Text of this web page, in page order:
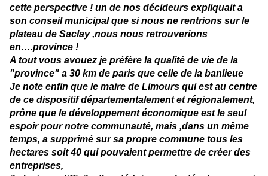
cette perspective ! un de nos décideurs expliquait a
son conseil municipal que si nous ne rentrions sur le
plateau de Saclay ,nous nous retrouverions
en….province !
A tout vous avouez je préfère la qualité de vie de la
"province" a 30 km de paris que celle de la banlieue
Je note enfin que le maire de Limours qui est au centre
de ce dispositif départementalement et régionalement,
prône que le développement économique est le seul
espoir pour notre communauté, mais ,dans un même
temps, a supprimé sur sa propre commune tous les
hectares soit 40 qui pouvaient permettre de créer des
entreprises,